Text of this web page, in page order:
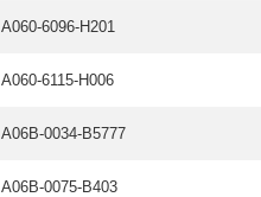
A060-6096-H201
A060-6115-H006
A06B-0034-B5777
A06B-0075-B403